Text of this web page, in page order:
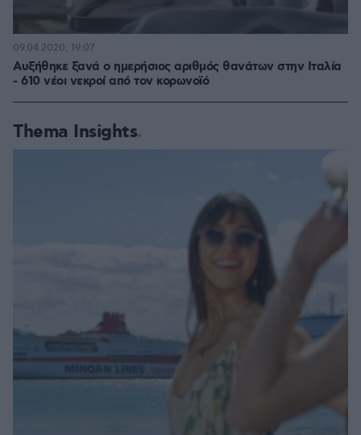
Αυξήθηκε ξανά ο ημερήσιος αριθμός θανάτων στην Ιταλία
- 610 νέοι νεκροί από τον κορωνοϊό
09.04.2020, 19:07
Thema Insights